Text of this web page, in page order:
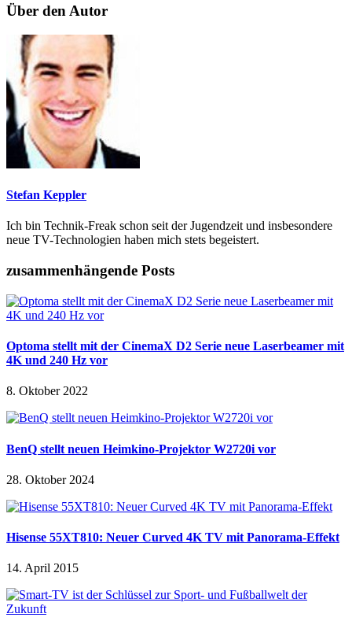
Über den Autor
Stefan Keppler
Ich bin Technik-Freak schon seit der Jugendzeit und insbesondere
neue TV-Technologien haben mich stets begeistert.
zusammenhängende Posts
Optoma stellt mit der CinemaX D2 Serie neue Laserbeamer mit
4K und 240 Hz vor
8. Oktober 2022
BenQ stellt neuen Heimkino-Projektor W2720i vor
28. Oktober 2024
Hisense 55XT810: Neuer Curved 4K TV mit Panorama-Effekt
14. April 2015